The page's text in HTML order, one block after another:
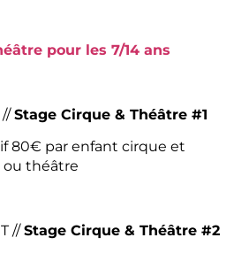
pour les 7/14 ans
//Stage Cirque & Théâtre #1
80€ par enfant cirque et
théâtre
//Stage Cirque & Théâtre #2